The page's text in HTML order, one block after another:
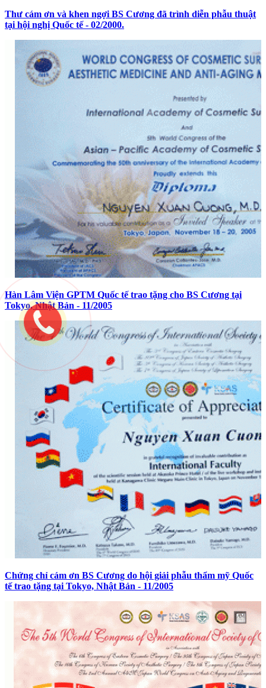
Thư cám ơn và khen ngợi BS Cương đã trình diễn phẫu thuật
tại hội nghị Quốc tế - 02/2000.
Hàn Lâm Viện GPTM Quốc tế trao tặng cho BS Cương tại
Tokyo, Nhật Bản - 11/2005
Chứng chỉ cám ơn BS Cương do hội giải phẫu thẩm mỹ Quốc
tế trao tặng tại Tokyo, Nhật Bản - 11/2005